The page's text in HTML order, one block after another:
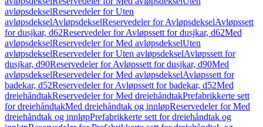
avløpsdekselReservedeler for Uten
avløpsdekselAvløpsdekselReservedeler for AvløpsdekselAvløpssett
for dusjkar, d62Reservedeler for Avløpssett for dusjkar, d62Med
avløpsdekselReservedeler for Med avløpsdekselUten
avløpsdekselReservedeler for Uten avløpsdekselAvløpssett for
dusjkar, d90Reservedeler for Avløpssett for dusjkar, d90Med
avløpsdekselReservedeler for Med avløpsdekselAvløpssett for
badekar, d52Reservedeler for Avløpssett for badekar, d52Med
dreiehåndtakReservedeler for Med dreiehåndtakPrefabrikkerte sett
for dreiehåndtakMed dreiehåndtak og innløpReservedeler for Med
dreiehåndtak og innløpPrefabrikkerte sett for dreiehåndtak og